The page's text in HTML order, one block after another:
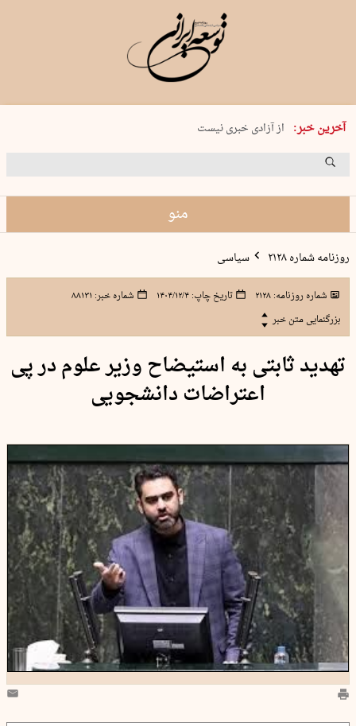
آخرین خبر:
یکشنبه 18 مرداد 1405 شماره 2245
از آزادی خبری نیست
۸۸۸ نفر سال گذشته بر اثر غرق‌شدگی جان …
منو
روزنامه شماره ۲۱۲۸ سیاسی
شماره روزنامه:۲۱۲۸ تاریخ چاپ:۱۴۰۴/۱۲/۴ شماره خبر: ۸۸۱۳۱
بزرگنمایی متن خبر
تهدید ثابتی به استیضاح وزیر علوم در پی
اعتراضات دانشجویی